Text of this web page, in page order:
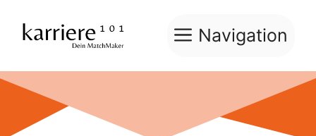
Inhalt
springen
Navigation